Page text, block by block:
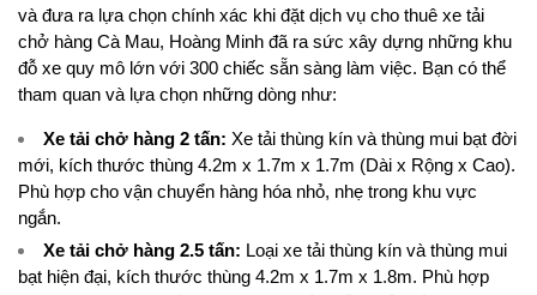
và đưa ra lựa chọn chính xác khi đặt dịch vụ cho thuê xe tải
chở hàng Cà Mau, Hoàng Minh đã ra sức xây dựng những khu
đỗ xe quy mô lớn với 300 chiếc sẵn sàng làm việc. Bạn có thể
tham quan và lựa chọn những dòng như:
Xe tải chở hàng 2 tấn: Xe tải thùng kín và thùng mui bạt đời
mới, kích thước thùng 4.2m x 1.7m x 1.7m (Dài x Rộng x Cao).
Phù hợp cho vận chuyển hàng hóa nhỏ, nhẹ trong khu vực
ngắn.
Xe tải chở hàng 2.5 tấn: Loại xe tải thùng kín và thùng mui
bạt hiện đại, kích thước thùng 4.2m x 1.7m x 1.8m. Phù hợp